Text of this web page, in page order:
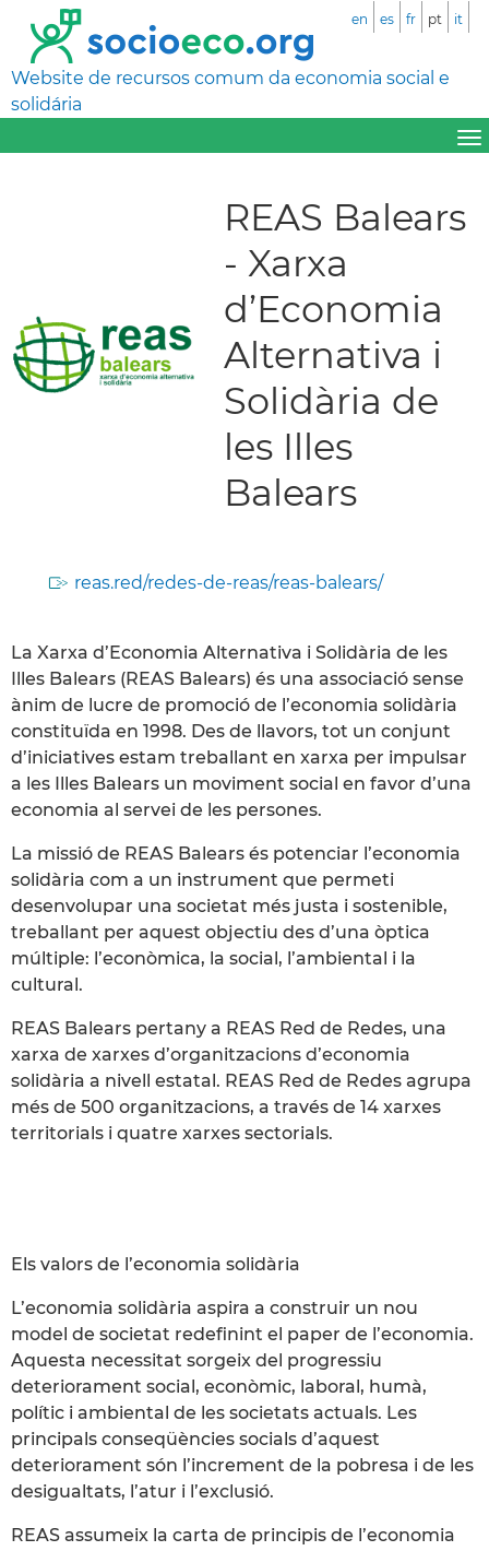
Website de recursos comum da economia social e
solidária
en es fr pt it
REAS Balears
- Xarxa
d’Economia
Alternativa i
Solidària de
les Illes
Balears
reas.red/redes-de-reas/reas-balears/
La Xarxa d’Economia Alternativa i Solidària de les
Illes Balears (REAS Balears) és una associació sense
ànim de lucre de promoció de l’economia solidària
constituïda en 1998. Des de llavors, tot un conjunt
d’iniciatives estam treballant en xarxa per impulsar
a les Illes Balears un moviment social en favor d’una
economia al servei de les persones.
La missió de REAS Balears és potenciar l’economia
solidària com a un instrument que permeti
desenvolupar una societat més justa i sostenible,
treballant per aquest objectiu des d’una òptica
múltiple: l’econòmica, la social, l’ambiental i la
cultural.
REAS Balears pertany a REAS Red de Redes, una
xarxa de xarxes d’organitzacions d’economia
solidària a nivell estatal. REAS Red de Redes agrupa
més de 500 organitzacions, a través de 14 xarxes
territorials i quatre xarxes sectorials.
Els valors de l’economia solidària
L’economia solidària aspira a construir un nou
model de societat redefinint el paper de l’economia.
Aquesta necessitat sorgeix del progressiu
deteriorament social, econòmic, laboral, humà,
polític i ambiental de les societats actuals. Les
principals conseqüències socials d’aquest
deteriorament són l’increment de la pobresa i de les
desigualtats, l’atur i l’exclusió.
REAS assumeix la carta de principis de l’economia